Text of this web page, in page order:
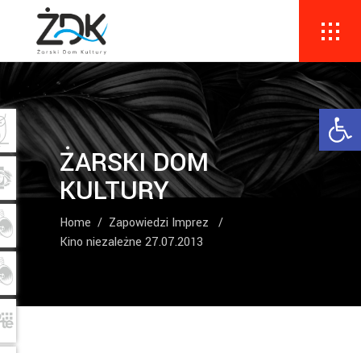
ŻARSKI DOM
KULTURY
Home / Zapowiedzi Imprez
/
Kino niezależne 27.07.2013